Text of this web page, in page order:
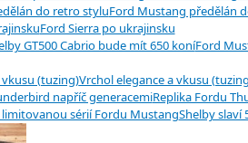
Ford Mustang předělán
Ford Sierra po ukrajinsku
Ford
Vrchol elegance a vkusu
Replika Fordu
Shelby slaví